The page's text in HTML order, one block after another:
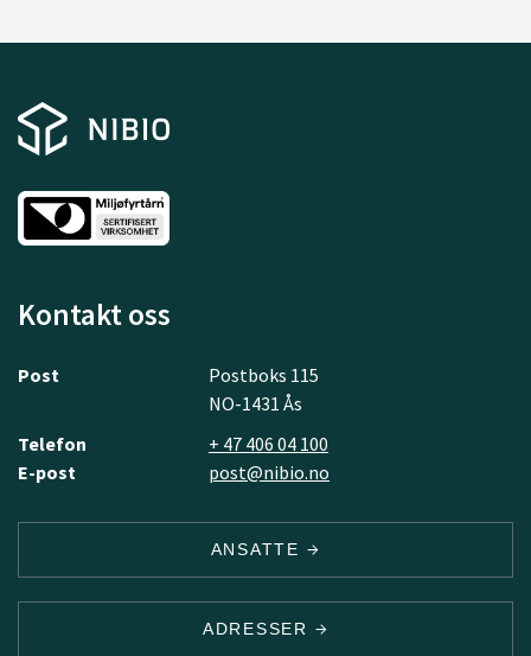
Kontakt oss
Post
Postboks 115
NO-1431 Ås
Telefon
+ 47 406 04 100
E-post
post@nibio.no
ANSATTE
ADRESSER